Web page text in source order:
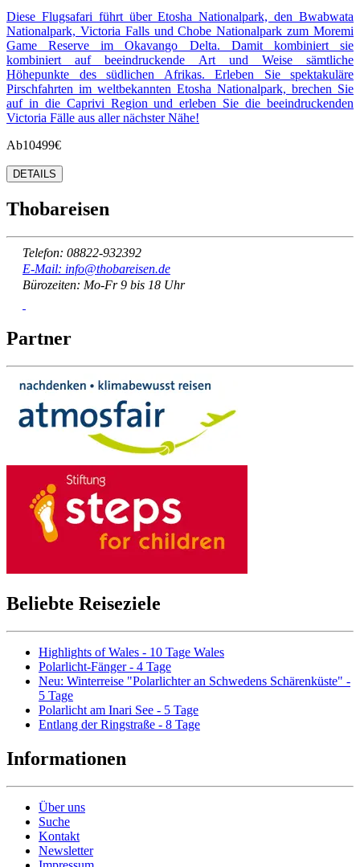
Diese Flugsafari führt über Etosha Nationalpark, den Bwabwata
Nationalpark, Victoria Falls und Chobe Nationalpark zum Moremi
Game Reserve im Okavango Delta. Damit kombiniert sie
kombiniert auf beeindruckende Art und Weise sämtliche
Höhepunkte des südlichen Afrikas. Erleben Sie spektakuläre
Pirschfahrten im weltbekannten Etosha Nationalpark, brechen Sie
auf in die Caprivi Region und erleben Sie die beeindruckenden
Victoria Fälle aus aller nächster Nähe!
Ab10499€
DETAILS
Thobareisen
Telefon: 08822-932392
E-Mail: info@thobareisen.de
Bürozeiten: Mo-Fr 9 bis 18 Uhr
Partner
Beliebte Reiseziele
Highlights of Wales - 10 Tage Wales
Polarlicht-Fänger - 4 Tage
Neu: Winterreise "Polarlichter an Schwedens Schärenküste" -
5 Tage
Polarlicht am Inari See - 5 Tage
Entlang der Ringstraße - 8 Tage
Informationen
Über uns
Suche
Kontakt
Newsletter